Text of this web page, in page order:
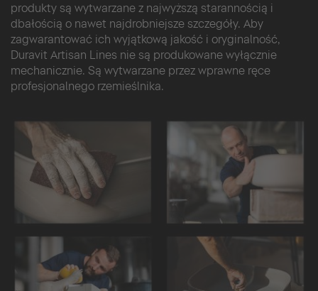
produkty są wytwarzane z najwyższą starannością i
dbałością o nawet najdrobniejsze szczegóły. Aby
zagwarantować ich wyjątkową jakość i oryginalność,
Duravit Artisan Lines nie są produkowane wyłącznie
mechanicznie. Są wytwarzane przez wprawne ręce
profesjonalnego rzemieślnika.